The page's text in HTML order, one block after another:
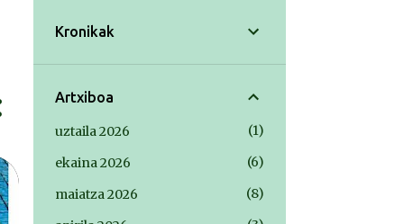
Kronikak
Artxiboa
uztaila 2026
1
ekaina 2026
6
maiatza 2026
8